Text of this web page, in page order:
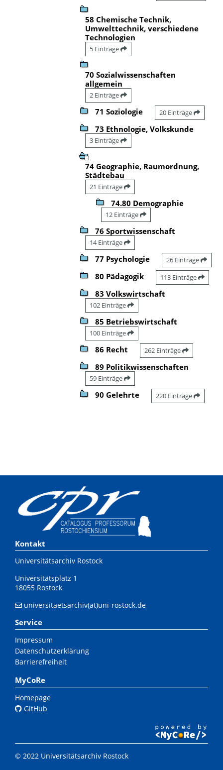
58 Chemische Technik,
Umwelttechnik, verschiedene
Technologien
5 Einträge
70 Sozialwissenschaften
allgemein
2 Einträge
71 Soziologie 20 Einträge
73 Ethnologie, Volkskunde
3 Einträge
74 Geographie, Raumordnung,
Städtebau
21 Einträge
74.80 Demographie
12 Einträge
76 Sportwissenschaft
14 Einträge
77 Psychologie 26 Einträge
80 Pädagogik 113 Einträge
83 Volkswirtschaft
102 Einträge
85 Betriebswirtschaft
100 Einträge
86 Recht 262 Einträge
89 Politikwissenschaften
59 Einträge
90 Gelehrte 220 Einträge
Kontakt
Universitätsarchiv Rostock
Universitätsplatz 1
18055 Rostock
universitaetsarchiv(at)uni-rostock.de
Service
Impressum
Datenschutzerklärung
Barrierefreiheit
MyCoRe
Homepage
GitHub
© 2022 Universitätsarchiv Rostock